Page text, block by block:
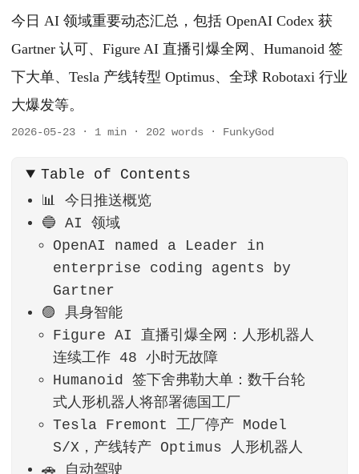
今日 AI 领域重要动态汇总，包括 OpenAI Codex 获
Gartner 认可、Figure AI 直播引爆全网、Humanoid 签
下大单、Tesla 产线转型 Optimus、全球 Robotaxi 行业
大爆发等。
2026-05-23 · 1 min · 202 words · FunkyGod
Table of Contents
📊 今日推送概览
🔵 AI 领域
OpenAI named a Leader in
enterprise coding agents by
Gartner
🟣 具身智能
Figure AI 直播引爆全网：人形机器人
连续工作 48 小时无故障
Humanoid 签下舍弗勒大单：数千台轮
式人形机器人将部署德国工厂
Tesla Fremont 工厂停产 Model
S/X，产线转产 Optimus 人形机器人
🚗 自动驾驶